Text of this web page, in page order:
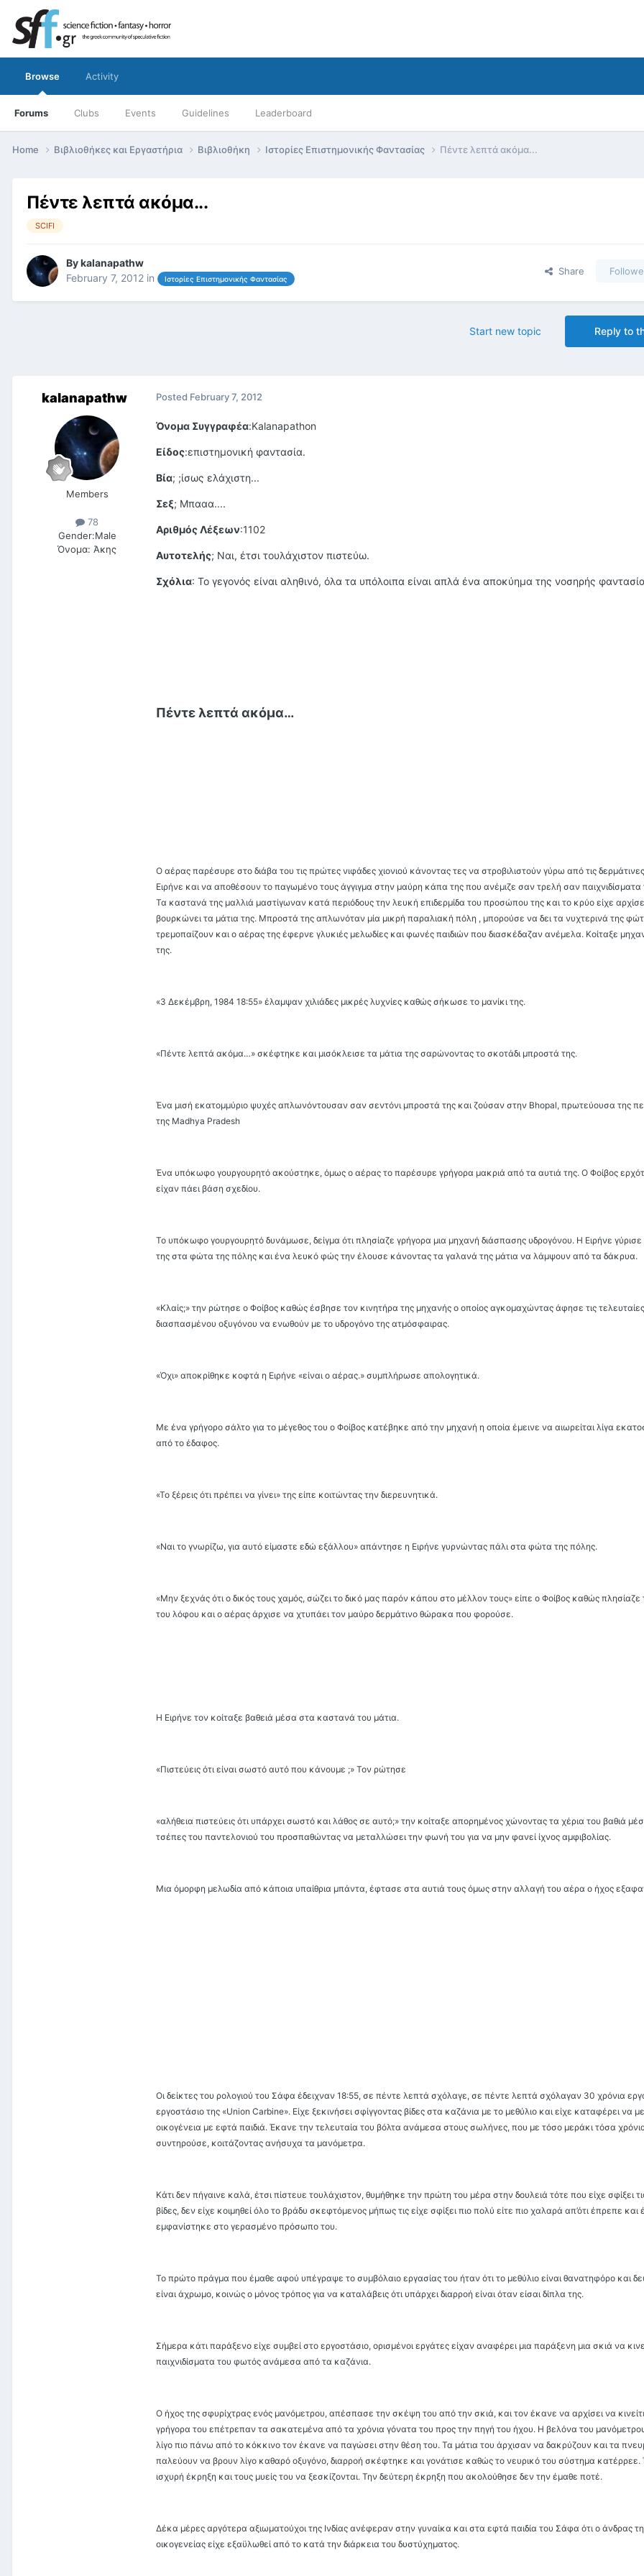
Browse
Forums Clubs Events Guidelines Leaderboard
Activity
Home Βιβλιοθήκες και Εργαστήρια Βιβλιοθήκη Ιστορίες Επιστημονικής Φαντασίας Πέντε λεπτά ακόμα...
Πέντε λεπτά ακόμα...
SCIFI
Bykalanapathw
February 7, 2012 in Ιστορίες Επιστημονικής Φαντασίας
Share
Reply to
Start new topic
kalanapathw
Members
78
Gender:Male
Όνομα: Άκης
Posted February 7, 2012
Όνομα Συγγραφέα:Kalanapathon
Είδος:επιστημονική φαντασία.
Βία; ;ίσως ελάχιστη...
Σεξ; Μπααα....
Αριθμός Λέξεων:1102
Αυτοτελής; Ναι, έτσι τουλάχιστον πιστεύω.
Σχόλια: Το γεγονός είναι αληθινό, όλα τα υπόλοιπα είναι απλά ένα αποκύημα της νοσηρής
Πέντε λεπτά ακόμα…
Ο αέρας παρέσυρε στο διάβα του τις πρώτες νιφάδες χιονιού κάνοντας τες να στροβιλιστούν γύρω από τις
Ειρήνε και να αποθέσουν το παγωμένο τους άγγιγμα στην μαύρη κάπα της που ανέμιζε σαν τρελή σαν
Τα καστανά της μαλλιά μαστίγωναν κατά περιόδους την λευκή επιδερμίδα του προσώπου της και το κρύο είχε
βουρκώνει τα μάτια της. Μπροστά της απλωνόταν μία μικρή παραλιακή πόλη , μπορούσε να δει τα νυχτερινά της
τρεμοπαίζουν και ο αέρας της έφερνε γλυκιές μελωδίες και φωνές παιδιών που διασκέδαζαν ανέμελα. Κοίταξε
της.
«3 Δεκέμβρη, 1984 18:55» έλαμψαν χιλιάδες μικρές λυχνίες καθώς σήκωσε το μανίκι της.
«Πέντε λεπτά ακόμα…» σκέφτηκε και μισόκλεισε τα μάτια της σαρώνοντας το σκοτάδι μπροστά της.
Ένα μισή εκατομμύριο ψυχές απλωνόντουσαν σαν σεντόνι μπροστά της και ζούσαν στην Bhopal, πρωτεύουσα της
της Madhya Pradesh
Ένα υπόκωφο γουργουρητό ακούστηκε, όμως ο αέρας το παρέσυρε γρήγορα μακριά από τα αυτιά της. Ο Φοίβος
είχαν πάει βάση σχεδίου.
Το υπόκωφο γουργουρητό δυνάμωσε, δείγμα ότι πλησίαζε γρήγορα μια μηχανή διάσπασης υδρογόνου. Η Ειρήνε
της στα φώτα της πόλης και ένα λευκό φώς την έλουσε κάνοντας τα γαλανά της μάτια να λάμψουν από τα δάκρυα.
«Κλαίς;» την ρώτησε ο Φοίβος καθώς έσβησε τον κινητήρα της μηχανής ο οποίος αγκομαχώντας άφησε τις
διασπασμένου οξυγόνου να ενωθούν με το υδρογόνο της ατμόσφαιρας.
«Όχι» αποκρίθηκε κοφτά η Ειρήνε «είναι ο αέρας.» συμπλήρωσε απολογητικά.
Με ένα γρήγορο σάλτο για το μέγεθος του ο Φοίβος κατέβηκε από την μηχανή η οποία έμεινε να αιωρείται λίγα
από το έδαφος.
«Το ξέρεις ότι πρέπει να γίνει» της είπε κοιτώντας την διερευνητικά.
«Ναι το γνωρίζω, για αυτό είμαστε εδώ εξάλλου» απάντησε η Ειρήνε γυρνώντας πάλι στα φώτα της πόλης.
«Μην ξεχνάς ότι ο δικός τους χαμός, σώζει το δικό μας παρόν κάπου στο μέλλον τους» είπε ο Φοίβος καθώς
του λόφου και ο αέρας άρχισε να χτυπάει τον μαύρο δερμάτινο θώρακα που φορούσε.
Η Ειρήνε τον κοίταξε βαθειά μέσα στα καστανά του μάτια.
«Πιστεύεις ότι είναι σωστό αυτό που κάνουμε ;» Τον ρώτησε
«αλήθεια πιστεύεις ότι υπάρχει σωστό και λάθος σε αυτό;» την κοίταξε απορημένος χώνοντας τα χέρια του βαθιά
τσέπες του παντελονιού του προσπαθώντας να μεταλλώσει την φωνή του για να μην φανεί ίχνος αμφιβολίας.
Μια όμορφη μελωδία από κάποια υπαίθρια μπάντα, έφτασε στα αυτιά τους όμως στην αλλαγή του αέρα ο ήχος
Οι δείκτες του ρολογιού του Σάφα έδειχναν 18:55, σε πέντε λεπτά σχόλαγε, σε πέντε λεπτά σχόλαγαν 30 χρόνια
εργοστάσιο της «Union Carbine». Είχε ξεκινήσει σφίγγοντας βίδες στα καζάνια με το μεθύλιο και είχε καταφέρει να
οικογένεια με εφτά παιδιά. Έκανε την τελευταία του βόλτα ανάμεσα στους σωλήνες, που με τόσο μεράκι τόσα
συντηρούσε, κοιτάζοντας ανήσυχα τα μανόμετρα.
Κάτι δεν πήγαινε καλά, έτσι πίστευε τουλάχιστον, θυμήθηκε την πρώτη του μέρα στην δουλειά τότε που είχε σφίξει
βίδες, δεν είχε κοιμηθεί όλο το βράδυ σκεφτόμενος μήπως τις είχε σφίξει πιο πολύ είτε πιο χαλαρά απ’ότι έπρεπε και
εμφανίστηκε στο γερασμένο πρόσωπο του.
Το πρώτο πράγμα που έμαθε αφού υπέγραψε το συμβόλαιο εργασίας του ήταν ότι το μεθύλιο είναι θανατηφόρο και
είναι άχρωμο, κοινώς ο μόνος τρόπος για να καταλάβεις ότι υπάρχει διαρροή είναι όταν είσαι δίπλα της.
Σήμερα κάτι παράξενο είχε συμβεί στο εργοστάσιο, ορισμένοι εργάτες είχαν αναφέρει μια παράξενη μια σκιά να
παιχνιδίσματα του φωτός ανάμεσα από τα καζάνια.
Ο ήχος της σφυρίχτρας ενός μανόμετρου, απέσπασε την σκέψη του από την σκιά, και τον έκανε να αρχίσει να
γρήγορα του επέτρεπαν τα σακατεμένα από τα χρόνια γόνατα του προς την πηγή του ήχου. Η βελόνα του
λίγο πιο πάνω από το κόκκινο τον έκανε να παγώσει στην θέση του. Τα μάτια του άρχισαν να δακρύζουν και τα
παλεύουν να βρουν λίγο καθαρό οξυγόνο, διαρροή σκέφτηκε και γονάτισε καθώς το νευρικό του σύστημα κατέρρεε.
ισχυρή έκρηξη και τους μυείς του να ξεσκίζονται. Την δεύτερη έκρηξη που ακολούθησε δεν την έμαθε ποτέ.
Δέκα μέρες αργότερα αξιωματούχοι της Ινδίας ανέφεραν στην γυναίκα και στα εφτά παιδία του Σάφα ότι ο άνδρας
οικογενείας είχε εξαϋλωθεί από το κατά την διάρκεια του δυστύχηματος.